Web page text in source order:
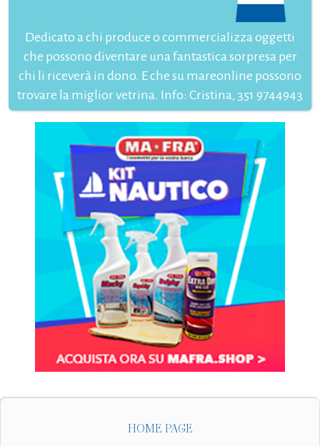
Dedicato a chi produce o commercializza oggetti
che possono diventare una fantastica sorpresa per
chi li riceverà in dono. E che su mareonline possono
trovare la miglior vetrina. Info: Cristina, 351 9744943
HOME PAGE